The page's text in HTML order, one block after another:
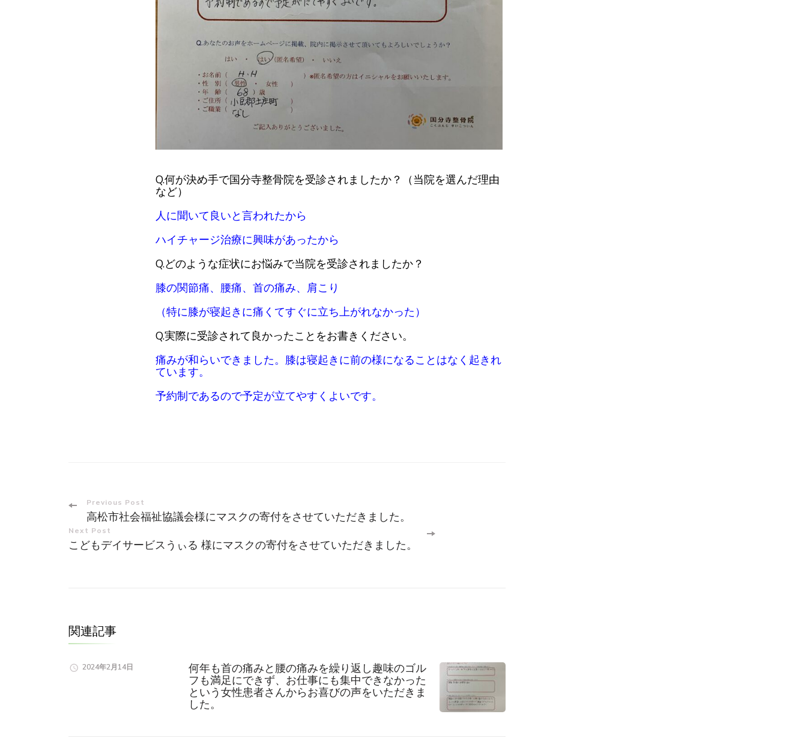
Q.何が決め手で国分寺整骨院を受診されましたか？（当院を選んだ理由
など）
人に聞いて良いと言われたから
ハイチャージ治療に興味があったから
Q.どのような症状にお悩みで当院を受診されましたか？
膝の関節痛、腰痛、首の痛み、肩こり
（特に膝が寝起きに痛くてすぐに立ち上がれなかった）
Q.実際に受診されて良かったことをお書きください。
痛みが和らいできました。膝は寝起きに前の様になることはなく起きれ
ています。
予約制であるので予定が立てやすくよいです。
Post
Navigation
Previous Post
高松市社会福祉協議会様にマスクの寄付をさせていただきました。
Next Post
こどもデイサービスうぃる 様にマスクの寄付をさせていただきました。
関連記事
2024年2月14日
何年も首の痛みと腰の痛みを繰り返し趣味のゴル
フも満足にできず、お仕事にも集中できなかった
という女性患者さんからお喜びの声をいただきま
した。